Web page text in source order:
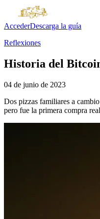
AccederDescarga la guía
Reflexiones
Historia del
04 de junio de 2023
Dos pizzas familiares a
pero fue la primera compra